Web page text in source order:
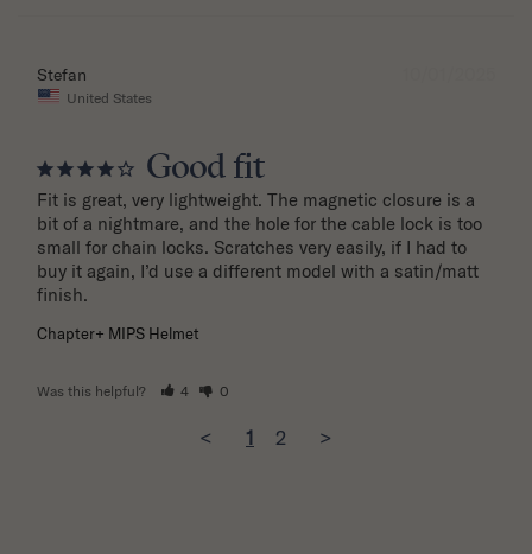
Stefan
United States
Good fit
Fit is great, very lightweight. The magnetic closure is a
bit of a nightmare, and the hole for the cable lock is too
small for chain locks. Scratches very easily, if I had to
buy it again, I’d use a different model with a satin/matt
finish.
Chapter+ MIPS Helmet
Was this helpful? 4 0
< 1 2 >